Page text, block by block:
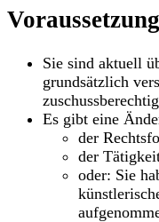
Sie sind aktuell
grundsätzlich
Es gibt eine
der
der
oder: Sie